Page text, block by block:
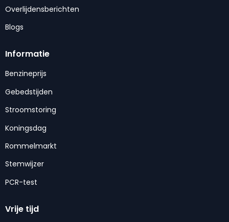
Overlijdensberichten
Blogs
Informatie
Benzineprijs
Gebedstijden
Stroomstoring
Koningsdag
Rommelmarkt
Stemwijzer
PCR-test
Vrije tijd